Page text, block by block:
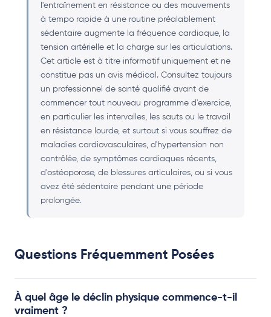
l'entraînement en résistance ou des mouvements
à tempo rapide à une routine préalablement
sédentaire augmente la fréquence cardiaque, la
tension artérielle et la charge sur les articulations.
Cet article est à titre informatif uniquement et ne
constitue pas un avis médical. Consultez toujours
un professionnel de santé qualifié avant de
commencer tout nouveau programme d'exercice,
en particulier les intervalles, les sauts ou le travail
en résistance lourde, et surtout si vous souffrez de
maladies cardiovasculaires, d'hypertension non
contrôlée, de symptômes cardiaques récents,
d'ostéoporose, de blessures articulaires, ou si vous
avez été sédentaire pendant une période
prolongée.
Questions Fréquemment Posées
À quel âge le déclin physique commence-t-il
vraiment ?